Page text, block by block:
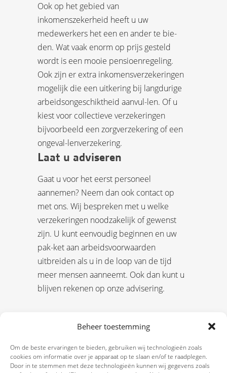
Beheer toestemming
Om de beste ervaringen te bieden, gebruiken wij technologieën zoals
cookies om informatie over je apparaat op te slaan en/of te raadplegen.
Door in te stemmen met deze technologieën kunnen wij gegevens zoals
Ook op het gebied van
inkomenszekerheid heeft u uw
medewerkers het een en ander te bie-
den. Wat vaak enorm op prijs gesteld
wordt is een mooie pensioenregeling.
Ook zijn er extra inkomensverzekeringen
mogelijk die een uitkering bij langdurige
arbeidsongeschiktheid aanvul-len. Of u
kiest voor collectieve verzekeringen
bijvoorbeeld een zorgverzekering of een
ongeval-lenverzekering.
Laat u adviseren
Gaat u voor het eerst personeel
aannemen? Neem dan ook contact op
met ons. Wij bespreken met u welke
verzekeringen noodzakelijk of gewenst
zijn. U kunt eenvoudig beginnen en uw
pak-ket aan arbeidsvoorwaarden
uitbreiden als u in de loop van de tijd
meer mensen aanneemt. Ook dan kunt u
blijven rekenen op onze advisering.